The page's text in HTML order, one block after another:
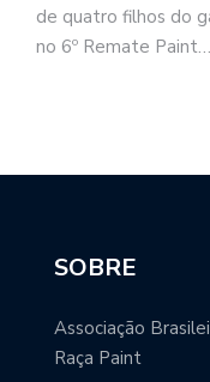
de quatro filhos do
no 6º Remate Paint…
SOBRE
Associação
Raça Paint